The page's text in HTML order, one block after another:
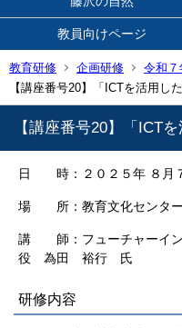
教員向けページ
教育研修 企画研修
令和
【講座番号20】「ICTを活用し
【講座番号20】「ICT
日 時：２０２５年 ８月
場 所：教育文化センタ
講 師：フューチャーイン
役 為田 裕行 氏
研修内容